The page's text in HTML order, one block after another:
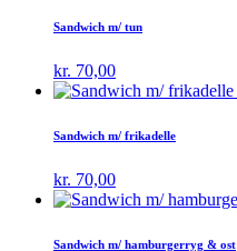
Sandwich m/ tun
kr. 70,00
Sandwich m/ frikadelle
kr. 70,00
Sandwich m/ hamburgerryg & ost